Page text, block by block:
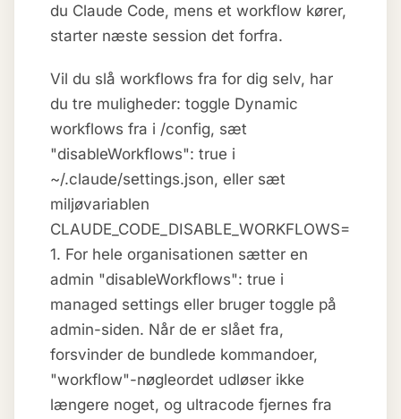
du Claude Code, mens et workflow kører,
starter næste session det forfra.
Vil du slå workflows fra for dig selv, har
du tre muligheder: toggle Dynamic
workflows fra i /config, sæt
"disableWorkflows": true i
~/.claude/settings.json, eller sæt
miljøvariablen
CLAUDE_CODE_DISABLE_WORKFLOWS=
1. For hele organisationen sætter en
admin "disableWorkflows": true i
managed settings eller bruger toggle på
admin-siden. Når de er slået fra,
forsvinder de bundlede kommandoer,
"workflow"-nøgleordet udløser ikke
længere noget, og ultracode fjernes fra